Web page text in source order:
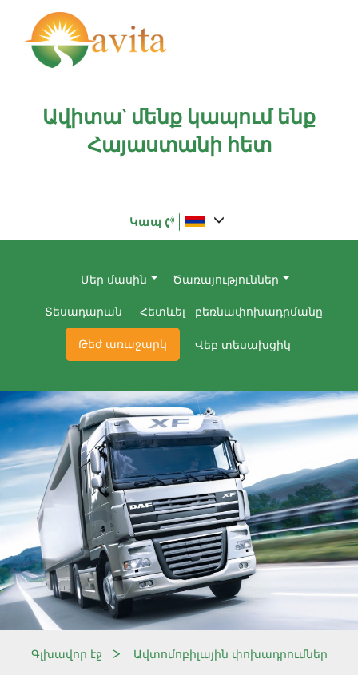
Ավիտա` մենք կապում ենք
Հայաստանի հետ
Կապ
Մեր մասին Ծառայություններ
Տեսադարան Հետևել բեռնափոխադրմանը
Թեժ առաջարկ Վեբ տեսախցիկ
Գլխավոր էջ > Ավտոմոբիլային փոխադրումներ